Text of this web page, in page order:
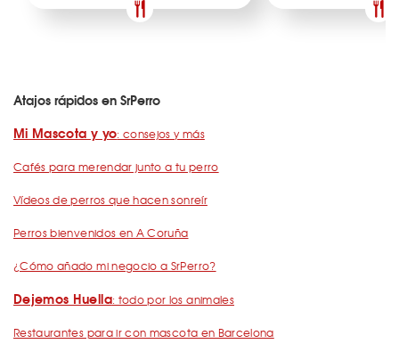
Atajos rápidos en SrPerro
Mi Mascota y yo: consejos y más
Cafés para merendar junto a tu perro
Vídeos de perros que hacen sonreír
Perros bienvenidos en A Coruña
¿Cómo añado mi negocio a SrPerro?
Dejemos Huella: todo por los animales
Restaurantes para ir con mascota en Barcelona